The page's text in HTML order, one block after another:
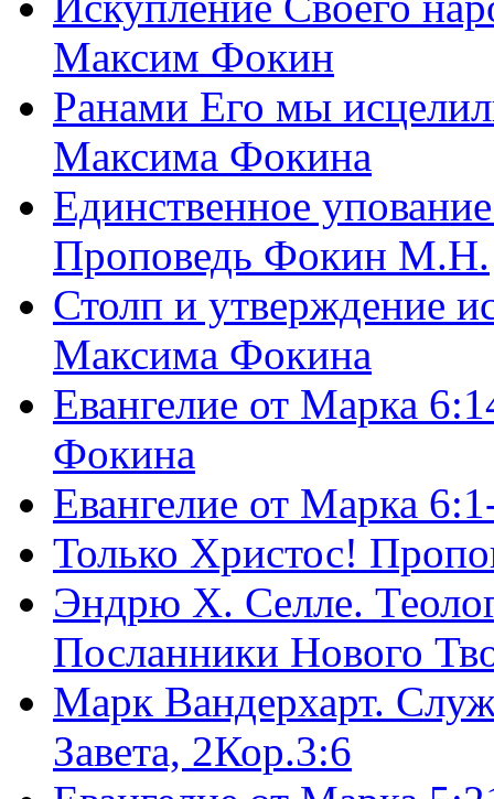
Максим Фокин
Ранами Его мы
Максима Фокина
Единственное
Проповедь Фокин М.Н.
Столп и утверждение
Максима Фокина
Евангелие от Марка
Фокина
Евангелие от Марка
Только Христос!
Эндрю Х. Селле.
Посланники Нового
Марк Вандерхарт.
Завета, 2Кор.3:6